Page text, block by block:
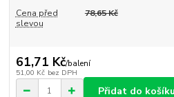
Cena před
slevou
78,65 Kč
61,71 Kč/balení
51,00 Kč bez DPH
Přidat do košíku